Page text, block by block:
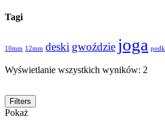
Tagi
10mm 12mm deski gwoździe joga
Wyświetlanie wszystkich wyników: 2
Filters
Pokaż